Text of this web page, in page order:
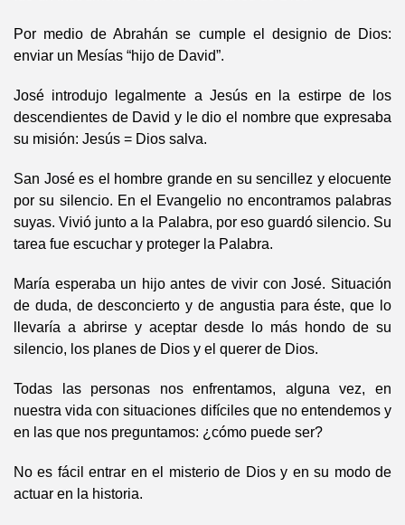
Por medio de Abrahán se cumple el designio de Dios:
enviar un Mesías “hijo de David”.
José introdujo legalmente a Jesús en la estirpe de los
descendientes de David y le dio el nombre que expresaba
su misión: Jesús = Dios salva.
San José es el hombre grande en su sencillez y elocuente
por su silencio. En el Evangelio no encontramos palabras
suyas. Vivió junto a la Palabra, por eso guardó silencio. Su
tarea fue escuchar y proteger la Palabra.
María esperaba un hijo antes de vivir con José. Situación
de duda, de desconcierto y de angustia para éste, que lo
llevaría a abrirse y aceptar desde lo más hondo de su
silencio, los planes de Dios y el querer de Dios.
Todas las personas nos enfrentamos, alguna vez, en
nuestra vida con situaciones difíciles que no entendemos y
en las que nos preguntamos: ¿cómo puede ser?
No es fácil entrar en el misterio de Dios y en su modo de
actuar en la historia.